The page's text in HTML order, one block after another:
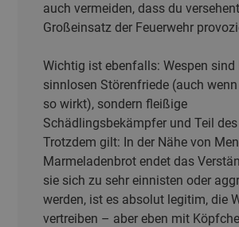
auch vermeiden, dass du
Großeinsatz der Feuerwehr
Wichtig ist ebenfalls: Wespen sind
sinnlosen Störenfriede (auch
so wirkt), sondern fleißige
Schädlingsbekämpfer und Teil
Trotzdem gilt: In der Nähe von
Marmeladenbrot endet das
sie sich zu sehr einnisten oder
werden, ist es absolut legitim, die
vertreiben – aber eben mit